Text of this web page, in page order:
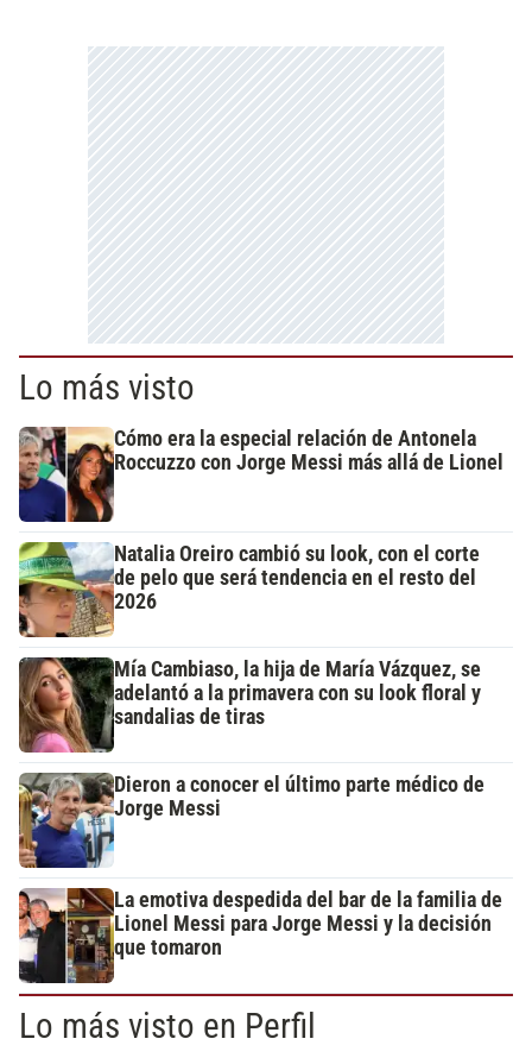
Lo más visto
Cómo era la especial relación de Antonela
Roccuzzo con Jorge Messi más allá de Lionel
Natalia Oreiro cambió su look, con el corte
de pelo que será tendencia en el resto del
2026
Mía Cambiaso, la hija de María Vázquez, se
adelantó a la primavera con su look floral y
sandalias de tiras
Dieron a conocer el último parte médico de
Jorge Messi
La emotiva despedida del bar de la familia de
Lionel Messi para Jorge Messi y la decisión
que tomaron
Lo más visto en Perfil